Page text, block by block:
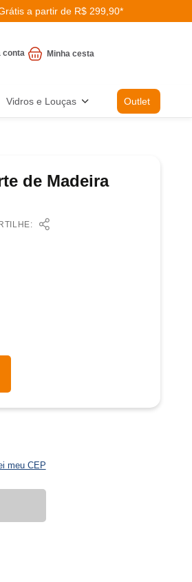
a partir de R$ 299,90*
conta
Vidros e Louças Outlet
de Madeira
meu CEP